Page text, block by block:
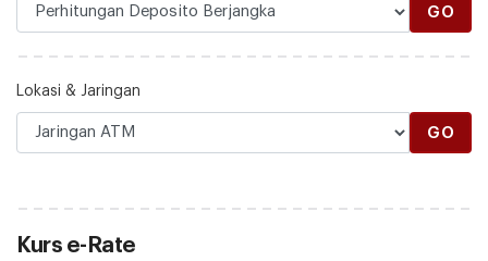
GO
Lokasi & Jaringan
GO
Kurs e-Rate